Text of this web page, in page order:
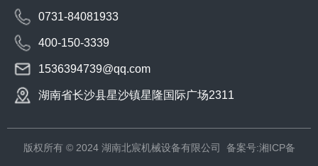
0731-84081933
400-150-3339
1536394739@qq.com
湖南省长沙县星沙镇星隆国际广场2311
版权所有 © 2024 湖南北宸机械设备有限公司 备案号:湘ICP备